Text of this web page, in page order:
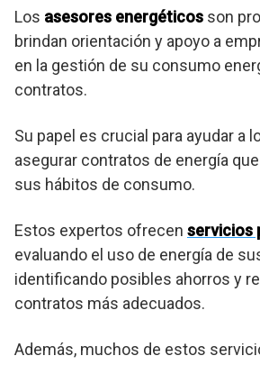
Los asesores energéticos son
brindan orientación y apoyo a
en la gestión de su consumo
contratos.
Su papel es crucial para ayudar a
asegurar contratos de energía
sus hábitos de consumo.
Estos expertos ofrecen servicios
evaluando el uso de energía de
identificando posibles ahorros y
contratos más adecuados.
Además, muchos de estos